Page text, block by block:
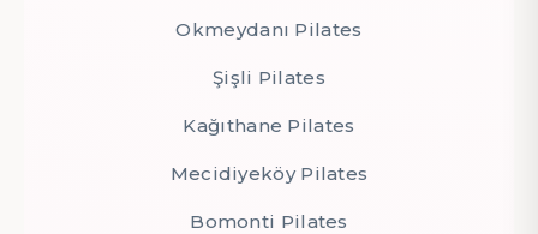
Okmeydanı Pilates
Şişli Pilates
Kağıthane Pilates
Mecidiyeköy Pilates
Bomonti Pilates